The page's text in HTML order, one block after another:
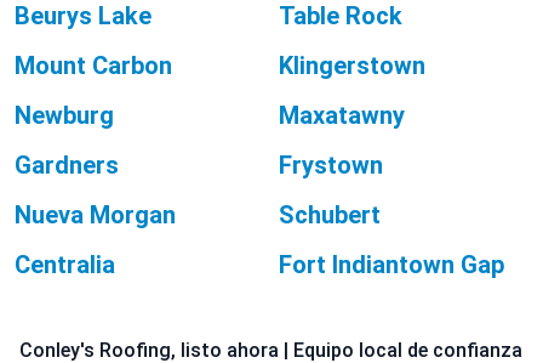
Beurys Lake
Table Rock
Mount Carbon
Klingerstown
Newburg
Maxatawny
Gardners
Frystown
Nueva Morgan
Schubert
Centralia
Fort Indiantown Gap
Conley's Roofing, listo ahora | Equipo local de confianza